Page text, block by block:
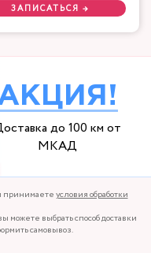
ЗАПИСАТЬСЯ →
до 100 км от
МКАД
принимаетеусловия обработки
можете выбрать способ доставки
самовывоз.